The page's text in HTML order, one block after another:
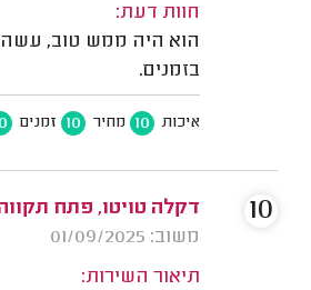
חוות דעת:
הוא היה ממש טוב,
בזמנים.
איכות 10 מחיר 10 זמנים
דקלה טויטו, פתח
משוב: 01/09/2025
תיאור השירות:
10